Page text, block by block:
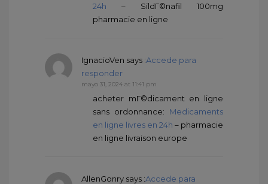
24h – SildГ©nafil 100mg
pharmacie en ligne
IgnacioVen says :Accede para
responder
mayo 31, 2024 at 11:41 pm
acheter mГ©dicament en ligne
sans ordonnance: Medicaments
en ligne livres en 24h – pharmacie
en ligne livraison europe
AllenGonry says :Accede para